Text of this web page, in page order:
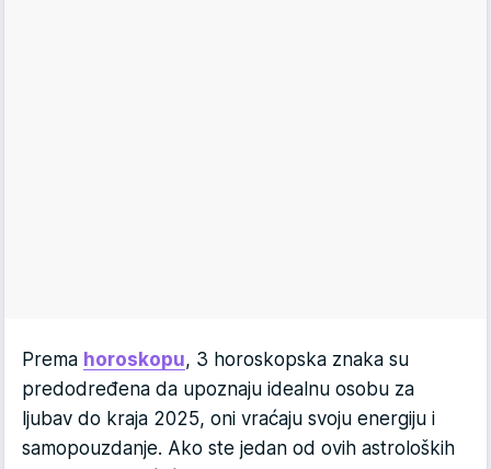
Prema horoskopu, 3 horoskopska znaka su
predodređena da upoznaju idealnu osobu za
ljubav do kraja 2025, oni vraćaju svoju energiju i
samopouzdanje. Ako ste jedan od ovih astroloških